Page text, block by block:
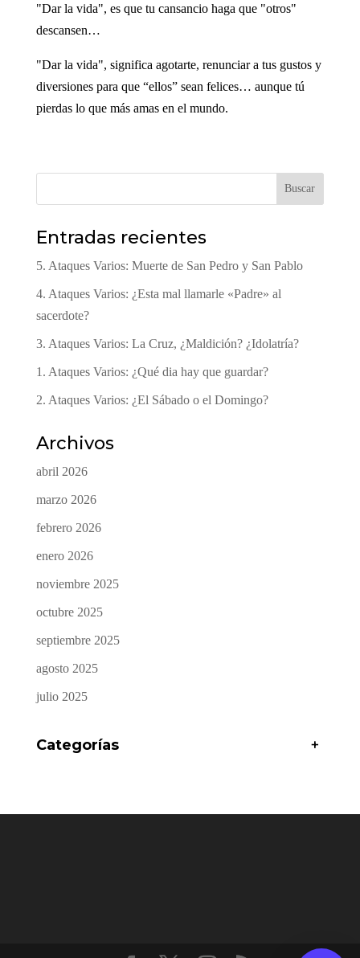
"Dar la vida", es que tu cansancio haga que "otros"
descansen…
"Dar la vida", significa agotarte, renunciar a tus gustos y
diversiones para que “ellos” sean felices… aunque tú
pierdas lo que más amas en el mundo.
Buscar
Entradas recientes
5. Ataques Varios: Muerte de San Pedro y San Pablo
4. Ataques Varios: ¿Esta mal llamarle «Padre» al
sacerdote?
3. Ataques Varios: La Cruz, ¿Maldición? ¿Idolatría?
1. Ataques Varios: ¿Qué dia hay que guardar?
2. Ataques Varios: ¿El Sábado o el Domingo?
Archivos
abril 2026
marzo 2026
febrero 2026
enero 2026
noviembre 2025
octubre 2025
septiembre 2025
agosto 2025
julio 2025
Categorías +